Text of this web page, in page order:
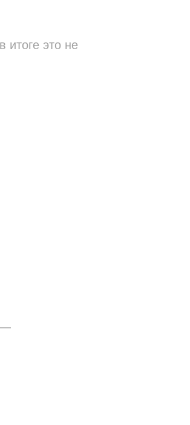
итоге это не
—